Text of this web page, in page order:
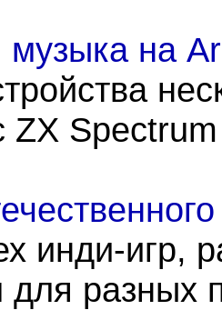
музыка на
ZX
инди-игр,
для разных